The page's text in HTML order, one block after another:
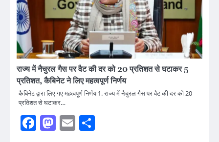
राज्य में नैचुरल गैस पर वैट की दर को 20 प्रतिशत से घटाकर 5
प्रतिशत, कैबिनेट ने लिए महत्वपूर्ण निर्णय
कैबिनेट द्वारा लिए गए महत्वपूर्ण निर्णय 1. राज्य में नैचुरल गैस पर वैट की दर को 20
प्रतिशत से घटाकर…
Facebook
Mastodon
Email